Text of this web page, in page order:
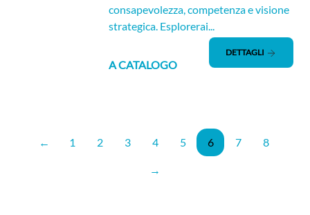
consapevolezza, competenza e visione
strategica. Esplorerai...
A CATALOGO
DETTAGLI
← 1 2 3 4 5 6 7 8
→